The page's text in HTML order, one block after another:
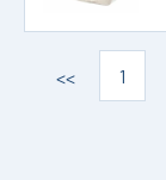
<< 1